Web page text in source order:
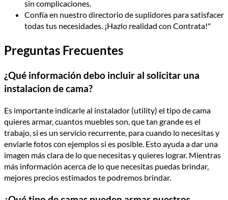
sin complicaciones.
Confía en nuestro directorio de suplidores para satisfacer
todas tus necesidades. ¡Hazlo realidad con Contrata!"
Preguntas Frecuentes
¿Qué información debo incluir al solicitar una
instalacion de cama?
Es importante indicarle al instalador (utility) el tipo de cama
quieres armar, cuantos muebles son, que tan grande es el
trabajo, si es un servicio recurrente, para cuando lo necesitas y
enviarle fotos con ejemplos si es posible. Esto ayuda a dar una
imagen más clara de lo que necesitas y quieres lograr. Mientras
más información acerca de lo que necesitas puedas brindar,
mejores precios estimados te podremos brindar.